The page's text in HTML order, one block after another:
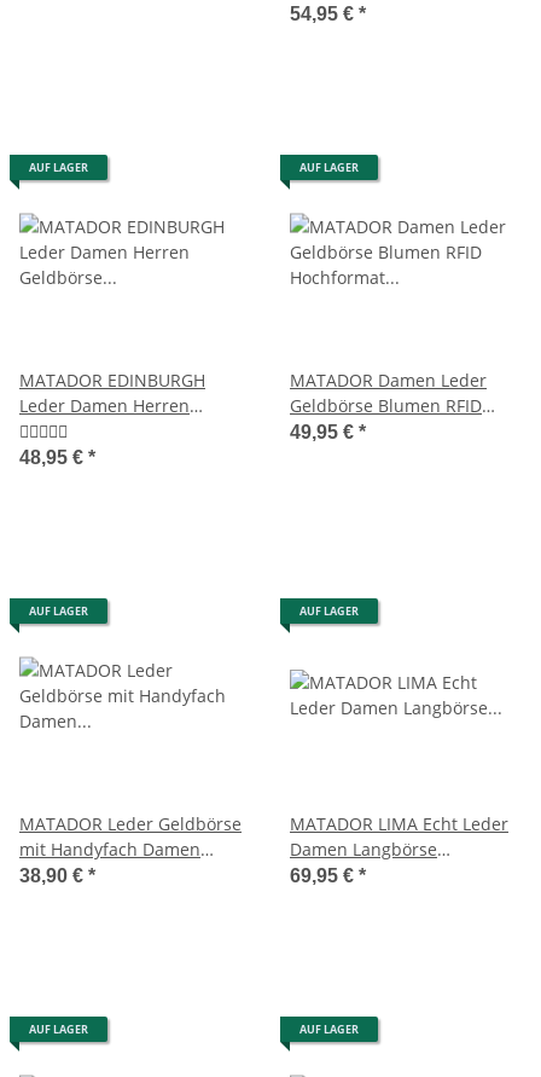
54,95 € *
AUF LAGER
MATADOR EDINBURGH
Leder Damen Herren
Geldbörse Portemonnaie
48,95 € *
AUF LAGER
MATADOR Damen Leder
Geldbörse Blumen RFID
Hochformat Braun
49,95 € *
AUF LAGER
MATADOR Leder Geldbörse
mit Handyfach Damen
Portemonnaie Braun
38,90 € *
AUF LAGER
MATADOR LIMA Echt Leder
Damen Langbörse
Geldbörse Leder RFID
69,95 € *
AUF LAGER AUF LAGER